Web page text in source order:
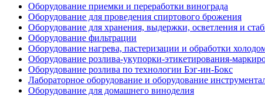
Оборудование приемки и переработки винограда
Оборудование для проведения спиртового брожения
Оборудование для хранения, выдержки, осветления и
Оборудование фильтрации
Оборудование нагрева, пастеризации и обработки
Оборудование розлива-укупорки-этикетирования-
Оборудование розлива по технологии Бэг-ин-Бокс
Лабораторное оборудование и оборудование
Оборудование для домашнего виноделия